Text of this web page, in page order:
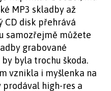
MP3 skladby až
CD disk přehrává
samozřejmě můžete
grabované
byla trochu škoda.
vznikla i myšlenka na
high-res a